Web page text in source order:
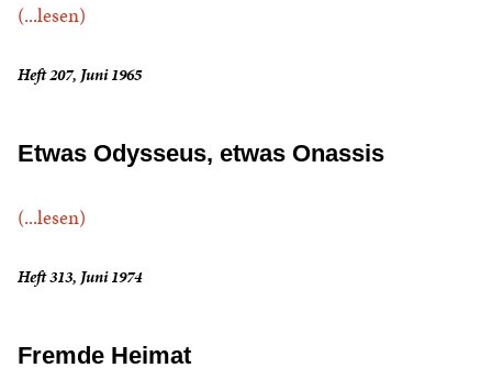
(...lesen)
Heft 207, Juni 1965
Etwas Odysseus, etwas Onassis
(...lesen)
Heft 313, Juni 1974
Fremde Heimat